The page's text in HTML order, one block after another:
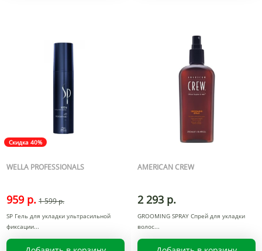
Скидка 40%
WELLA PROFESSIONALS
959 р. 1 599 р.
SP Гель для укладки ультрасильной
фиксации
AMERICAN CREW
2 293 р.
GROOMING SPRAY Спрей для укладки
волос